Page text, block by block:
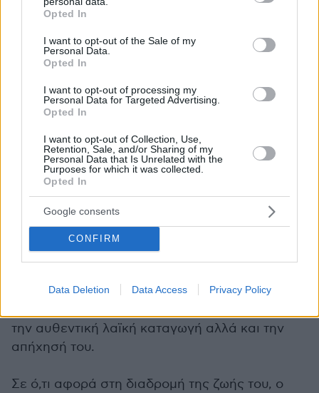
grant or deny consent to Google and its third-party tags to
use your data for below specified purposes in below Google
consent section.
Opted In
I want to opt-out of the Sale of my
Personal Data.
Opted In
I want to opt-out of processing my
Personal Data for Targeted Advertising.
Opted In
I want to opt-out of Collection, Use,
Retention, Sale, and/or Sharing of my
Personal Data that Is Unrelated with the
Purposes for which it was collected.
Opted In
Google consents
CONFIRM
Data Deletion Data Access Privacy Policy
Η καριέρα του ξεκίνησε τη δεκαετία του '50 και
διήρκησε περίπου μισόν αιώνα. Μεταξύ
χιλιάδων άλλων ποδοσφαιρικών και αθλητικών
διοργανώσεων, κάλυψε 12 Μουντιάλ και 31
τελικούς Κυπέλλου Πρωταθλητριών Ευρώπης
στίβος τον γοήτευε ίσως ακόμη περισσότερο
την αυθεντική λαϊκή καταγωγή αλλά και την
απήχησή του.
Σε ό,τι αφορά στη διαδρομή της ζωής του, ο